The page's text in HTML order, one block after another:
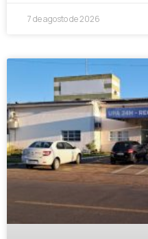
7 de agosto de 2026